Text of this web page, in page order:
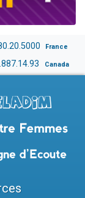
France
Canada